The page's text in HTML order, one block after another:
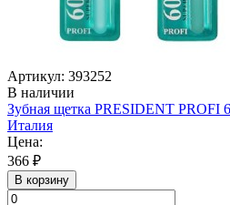
Артикул: 393252
В наличии
Зубная щетка PRESIDENT PROFI
Италия
Цена:
366 ₽
В корзину